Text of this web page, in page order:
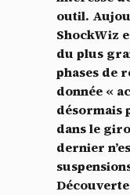
outil.
ShockWiz
du plus
phases de
donnée «
désormais
dans le
dernier